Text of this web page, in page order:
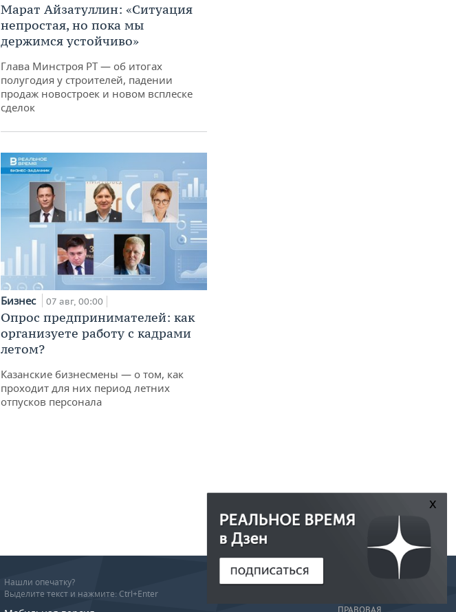
Марат Айзатуллин: «Ситуация
непростая, но пока мы
держимся устойчиво»
Глава Минстроя РТ — об итогах
полугодия у строителей, падении
продаж новостроек и новом всплеске
сделок
Бизнес 07 авг, 00:00
Опрос предпринимателей: как
организуете работу с кадрами
летом?
Казанские бизнесмены — о том, как
проходит для них период летних
отпусков персонала
Нашли опечатку?
Выделите текст и нажмите: Ctrl+Enter
ПРАВОВАЯ
x